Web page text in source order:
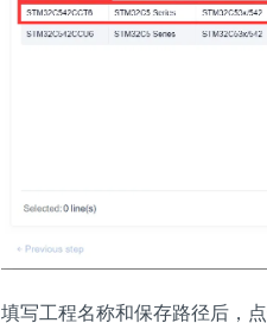
填写工程名称和保存路径后